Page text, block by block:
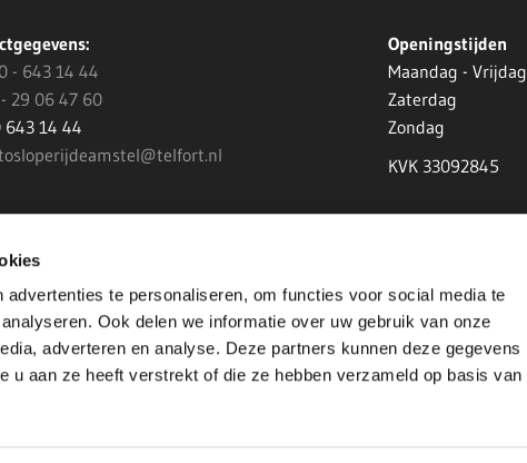
te personaliseren, om functies voor social media te
Ook delen we informatie over uw gebruik van onze
adverteren en analyse. Deze partners kunnen deze gegevens
u aan ze heeft verstrekt of die ze hebben verzameld op basis van
- 643 14 44
29 06 47 60
14 44
Openingstijden
Maandag - Vrijdag
Zaterdag
Zondag
KVK 33092845